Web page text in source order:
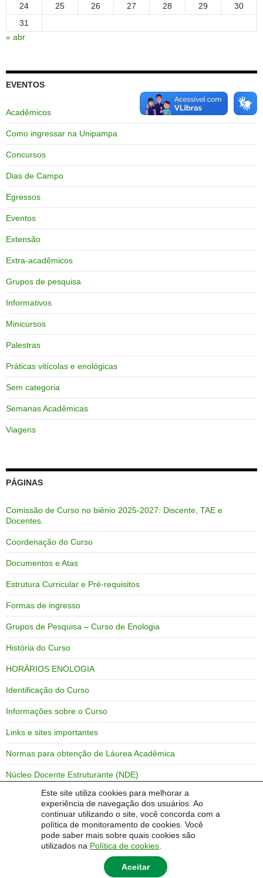
Este site utiliza cookies para melhorar a
experiência de navegação dos usuários. Ao
continuar utilizando o site, você concorda com a
política de monitoramento de cookies. Você
pode saber mais sobre quais cookies são
utilizados na Política de cookies
Aceitar
24
25 26 27 28 29
30
31
« abr
EVENTOS
Acadêmicos
Como ingressar na Unipampa
Concursos
Dias de Campo
Egressos
Eventos
Extensão
Extra-acadêmicos
Grupos de pesquisa
Informativos
Minicursos
Palestras
Práticas vitícolas e enológicas
Sem categoria
Semanas Acadêmicas
Viagens
PÁGINAS
Comissão de Curso no biênio 2025-2027: Discente, TAE e
Docentes.
Coordenação do Curso
Documentos e Atas
Estrutura Curricular e Pré-requisitos
Formas de ingresso
Grupos de Pesquisa – Curso de Enologia
História do Curso
HORÁRIOS ENOLOGIA
Identificação do Curso
Informações sobre o Curso
Links e sites importantes
Normas para obtenção de Láurea Acadêmica
Núcleo Docente Estruturante (NDE)
Objetivos do Curso
Perfil do Egresso